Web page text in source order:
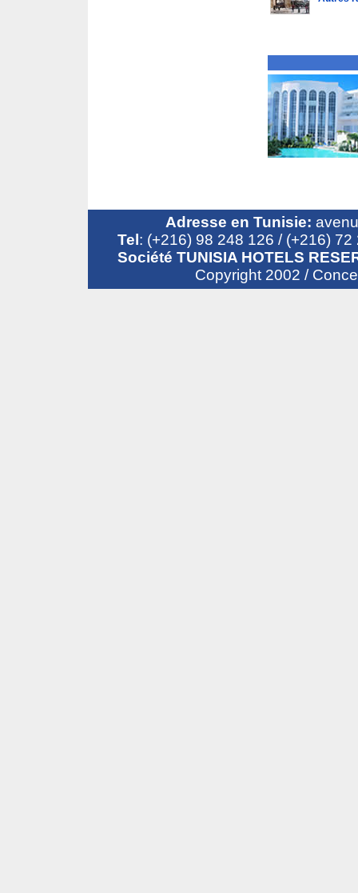
Adresse en Tunisie:
Tel : (+216) 98 248 126 / (+216)
Société TUNISIA HOTELS
Copyright 2002 /